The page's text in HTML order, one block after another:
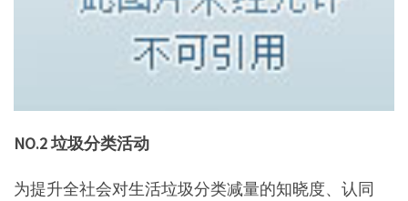
NO.2 垃圾分类活动
为提升全社会对生活垃圾分类减量的知晓度、认同